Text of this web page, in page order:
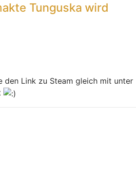
Tunguska wird
den Link zu Steam gleich mit unter